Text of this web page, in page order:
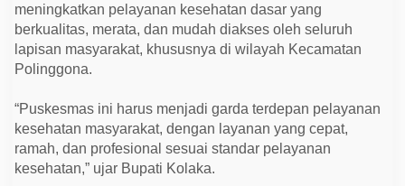
k
a
n
A
s
L
a
y
a
n
meningkatkan pelayanan kesehatan dasar yang
berkualitas, merata, dan mudah diakses oleh seluruh
lapisan masyarakat, khususnya di wilayah Kecamatan
Polinggona.
“Puskesmas ini harus menjadi garda terdepan pelayanan
kesehatan masyarakat, dengan layanan yang cepat,
ramah, dan profesional sesuai standar pelayanan
kesehatan,” ujar Bupati Kolaka.